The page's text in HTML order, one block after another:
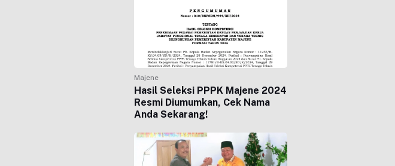
Majene
Hasil Seleksi PPPK Majene 2024
Resmi Diumumkan, Cek Nama
Anda Sekarang!